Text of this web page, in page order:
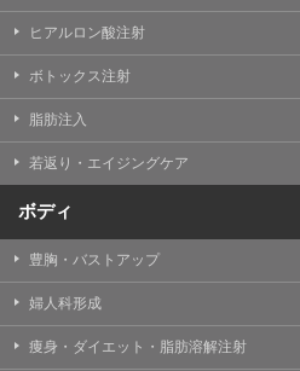
【Cookie(クッキー)について】
Cookieは、一般的にインター
の閲覧情報を記憶させておく機
TCBグループでは、Cookie及
を分析し、パフォーマンス改善
提供するサービスの向上・改
ることがあります。ご使用のブ
ジが正しく表示されなくなる
ください。
TCBグループが運営するWEB
ヒアルロン酸注射
ボトックス注射
脂肪注入
若返り・エイジングケア
ボディ
豊胸・バストアップ
婦人科形成
痩身・ダイエット・脂肪溶解注射